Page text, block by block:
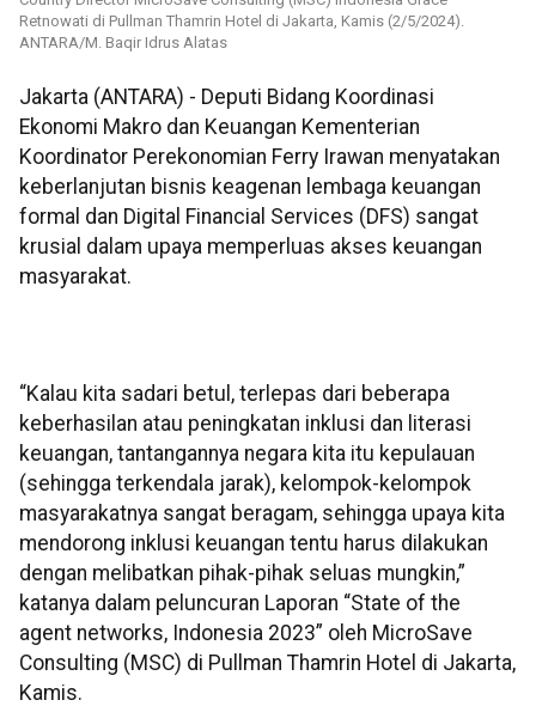
Retnowati di Pullman Thamrin Hotel di Jakarta, Kamis (2/5/2024).
ANTARA/M. Baqir Idrus Alatas
Jakarta (ANTARA) - Deputi Bidang Koordinasi
Ekonomi Makro dan Keuangan Kementerian
Koordinator Perekonomian Ferry Irawan menyatakan
keberlanjutan bisnis keagenan lembaga keuangan
formal dan Digital Financial Services (DFS) sangat
krusial dalam upaya memperluas akses keuangan
masyarakat.
“Kalau kita sadari betul, terlepas dari beberapa
keberhasilan atau peningkatan inklusi dan literasi
keuangan, tantangannya negara kita itu kepulauan
(sehingga terkendala jarak), kelompok-kelompok
masyarakatnya sangat beragam, sehingga upaya kita
mendorong inklusi keuangan tentu harus dilakukan
dengan melibatkan pihak-pihak seluas mungkin,”
katanya dalam peluncuran Laporan “State of the
agent networks, Indonesia 2023” oleh MicroSave
Consulting (MSC) di Pullman Thamrin Hotel di Jakarta,
Kamis.